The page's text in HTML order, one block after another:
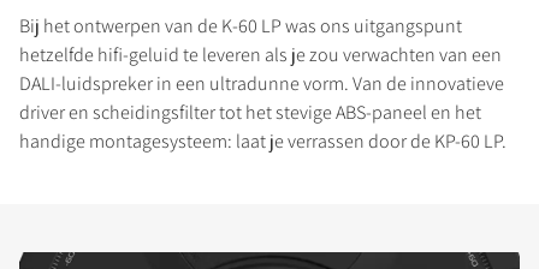
Bij het ontwerpen van de K-60 LP was ons uitgangspunt
hetzelfde hifi-geluid te leveren als je zou verwachten van een
DALI-luidspreker in een ultradunne vorm. Van de innovatieve
driver en scheidingsfilter tot het stevige ABS-paneel en het
handige montagesysteem: laat je verrassen door de KP-60 LP.